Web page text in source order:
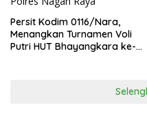
Persit Kodim 0116/Nara,
Menangkan Turnamen Voli
Putri HUT Bhayangkara ke-